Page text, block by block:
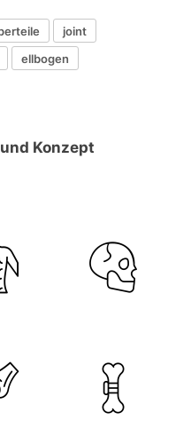
joint
ellbogen
Konzept